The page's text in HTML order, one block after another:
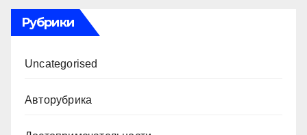
Рубрики
Uncategorised
Авторубрика